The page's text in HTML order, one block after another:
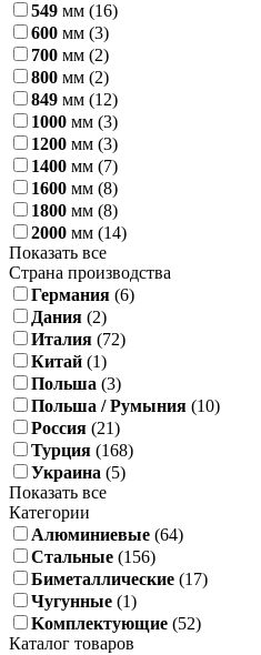
549 мм (16)
600 мм (3)
700 мм (2)
800 мм (2)
849 мм (12)
1000 мм (3)
1200 мм (3)
1400 мм (7)
1600 мм (8)
1800 мм (8)
2000 мм (14)
Показать все
Страна производства
Германия (6)
Дания (2)
Италия (72)
Китай (1)
Польша (3)
Польша / Румыния (10)
Россия (21)
Турция (168)
Украина (5)
Показать все
Категории
Алюминиевые (64)
Стальные (156)
Биметаллические (17)
Чугунные (1)
Kомплектующие (52)
Каталог товаров